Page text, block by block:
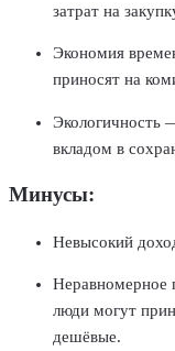
затрат на
Экономия
приносят на
Экологичность
вкладом в
Минусы:
Невысокий
Неравномерное
люди могут
дешёвые.